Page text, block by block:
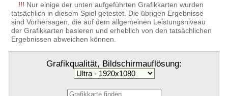
!!! Nur einige der unten aufgeführten Grafikkarten wurden
tatsächlich in diesem Spiel getestet. Die übrigen Ergebnisse
sind Vorhersagen, die auf dem allgemeinen Leistungsniveau
der Grafikkarten basieren und erheblich von den tatsächlichen
Ergebnissen abweichen können.
Grafikqualität, Bildschirmauflösung: